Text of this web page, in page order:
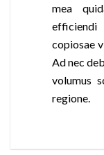
mea
copiosae
Ad nec
volumus
regione.